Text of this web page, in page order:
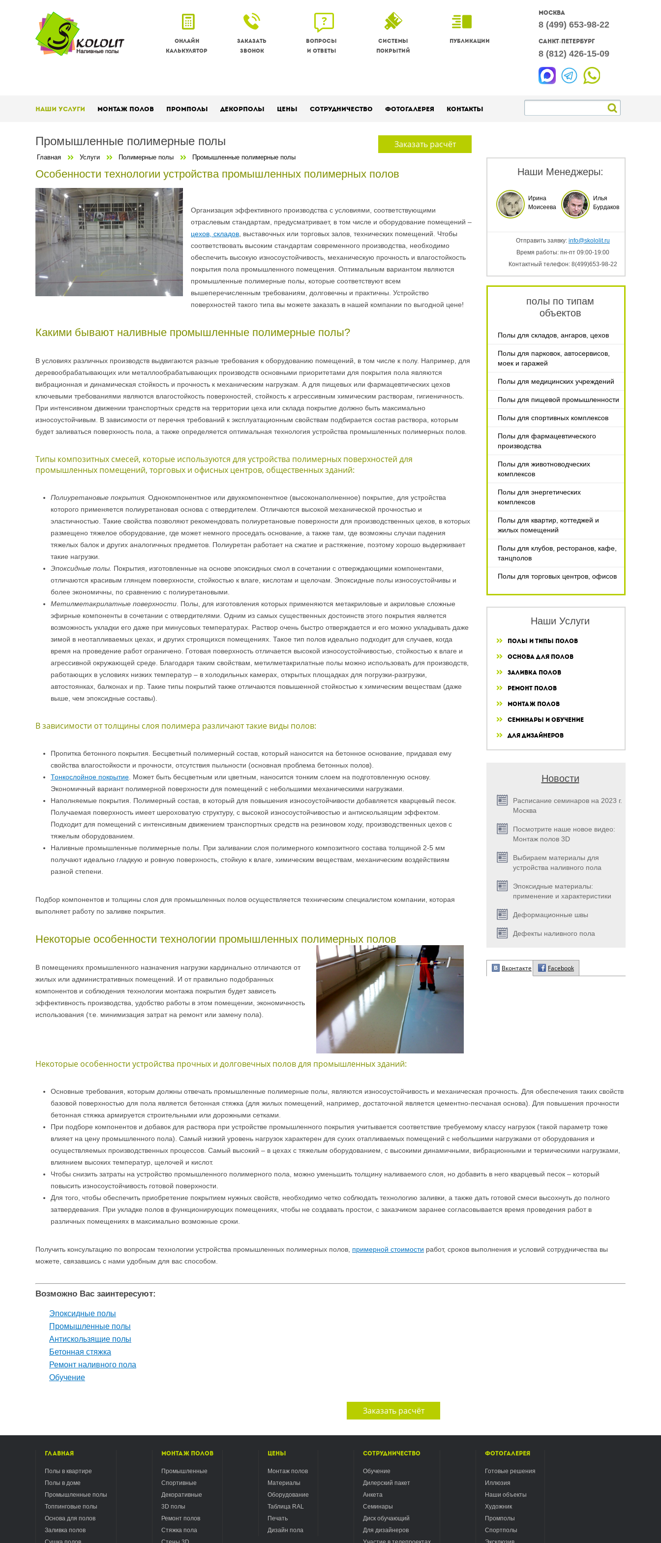
Москва
8 (499) 653-98-22
Санкт-Петербург
8 (812) 426-15-09
Онлайн
калькулятор
Заказать
звонок
Вопросы
и ответы
Системы
покрытий
Публикации
Наши услуги Монтаж полов Промполы Декорполы Цены Сотрудничество Фотогалерея Контакты
Наши Менеджеры:
Ирина
Моисеева
Илья
Бурдаков
Отправить заявку: info@skololit.ru
Время работы: пн-пт 09:00-19:00
Контактный телефон: 8(499)653-98-22
полы по типам
объектов
Полы для складов, ангаров, цехов
Полы для парковок, автосервисов,
моек и гаражей
Полы для медицинских учреждений
Полы для пищевой промышленности
Полы для спортивных комплексов
Полы для фармацевтического
производства
Полы для животноводческих
комплексов
Полы для энергетических
комплексов
Полы для квартир, коттеджей и
жилых помещений
Полы для клубов, ресторанов, кафе,
танцполов
Полы для торговых центров, офисов
Наши Услуги
Полы и типы полов
Основа для полов
Заливка полов
Ремонт полов
Монтаж полов
Семинары и обучение
Для дизайнеров
Новости
Расписание семинаров на 2023 г.
Москва
Посмотрите наше новое видео:
Монтаж полов 3D
Выбираем материалы для
устройства наливного пола
Эпоксидные материалы:
применение и характеристики
Деформационные швы
Дефекты наливного пола
Вконтакте Facebook
Заказать расчёт
Промышленные полимерные полы
Главная Услуги Полимерные полы Промышленные полимерные полы
Особенности технологии устройства промышленных полимерных полов
Организация эффективного производства с условиями, соответствующими
отраслевым стандартам, предусматривает, в том числе и оборудование помещений –
цехов, складов, выставочных или торговых залов, технических помещений. Чтобы
соответствовать высоким стандартам современного производства, необходимо
обеспечить высокую износоустойчивость, механическую прочность и влагостойкость
покрытия пола промышленного помещения. Оптимальным вариантом являются
промышленные полимерные полы, которые соответствуют всем
вышеперечисленным требованиям, долговечны и практичны. Устройство
поверхностей такого типа вы можете заказать в нашей компании по выгодной цене!
Какими бывают наливные промышленные полимерные полы?
В условиях различных производств выдвигаются разные требования к оборудованию помещений, в том числе к полу. Например, для
деревообрабатывающих или металлообрабатывающих производств основными приоритетами для покрытия пола являются
вибрационная и динамическая стойкость и прочность к механическим нагрузкам. А для пищевых или фармацевтических цехов
ключевыми требованиями являются влагостойкость поверхностей, стойкость к агрессивным химическим растворам, гигиеничность.
При интенсивном движении транспортных средств на территории цеха или склада покрытие должно быть максимально
износоустойчивым. В зависимости от перечня требований к эксплуатационным свойствам подбирается состав раствора, которым
будет заливаться поверхность пола, а также определяется оптимальная технология устройства промышленных полимерных полов.
Типы композитных смесей, которые используются для устройства полимерных поверхностей для
промышленных помещений, торговых и офисных центров, общественных зданий:
Полиуретановые покрытия. Однокомпонентное или двухкомпонентное (высоконаполненное) покрытие, для устройства
которого применяется полиуретановая основа с отвердителем. Отличаются высокой механической прочностью и
эластичностью. Такие свойства позволяют рекомендовать полиуретановые поверхности для производственных цехов, в которых
размещено тяжелое оборудование, где может немного проседать основание, а также там, где возможны случаи падения
тяжелых балок и других аналогичных предметов. Полиуретан работает на сжатие и растяжение, поэтому хорошо выдерживает
такие нагрузки.
Эпоксидные полы. Покрытия, изготовленные на основе эпоксидных смол в сочетании с отверждающими компонентами,
отличаются красивым глянцем поверхности, стойкостью к влаге, кислотам и щелочам. Эпоксидные полы износоустойчивы и
более экономичны, по сравнению с полиуретановыми.
Метилметакрилатные поверхности. Полы, для изготовления которых применяются метакриловые и акриловые сложные
эфирные компоненты в сочетании с отвердителями. Одним из самых существенных достоинств этого покрытия является
возможность укладки его даже при минусовых температурах. Раствор очень быстро отверждается и его можно укладывать даже
зимой в неотапливаемых цехах, и других строящихся помещениях. Такое тип полов идеально подходит для случаев, когда
время на проведение работ ограничено. Готовая поверхность отличается высокой износоустойчивостью, стойкостью к влаге и
агрессивной окружающей среде. Благодаря таким свойствам, метилметакрилатные полы можно использовать для производств,
работающих в условиях низких температур – в холодильных камерах, открытых площадках для погрузки-разгрузки,
автостоянках, балконах и пр. Такие типы покрытий также отличаются повышенной стойкостью к химическим веществам (даже
выше, чем эпоксидные составы).
В зависимости от толщины слоя полимера различают такие виды полов:
Пропитка бетонного покрытия. Бесцветный полимерный состав, который наносится на бетонное основание, придавая ему
свойства влагостойкости и прочности, отсутствия пыльности (основная проблема бетонных полов).
Тонкослойное покрытие. Может быть бесцветным или цветным, наносится тонким слоем на подготовленную основу.
Экономичный вариант полимерной поверхности для помещений с небольшими механическими нагрузками.
Наполняемые покрытия. Полимерный состав, в который для повышения износоустойчивости добавляется кварцевый песок.
Получаемая поверхность имеет шероховатую структуру, с высокой износоустойчивостью и антискользящим эффектом.
Подходит для помещений с интенсивным движением транспортных средств на резиновом ходу, производственных цехов с
тяжелым оборудованием.
Наливные промышленные полимерные полы. При заливании слоя полимерного композитного состава толщиной 2-5 мм
получают идеально гладкую и ровную поверхность, стойкую к влаге, химическим веществам, механическим воздействиям
разной степени.
Подбор компонентов и толщины слоя для промышленных полов осуществляется техническим специалистом компании, которая
выполняет работу по заливке покрытия.
Некоторые особенности технологии промышленных полимерных полов
В помещениях промышленного назначения нагрузки кардинально отличаются от
жилых или административных помещений. И от правильно подобранных
компонентов и соблюдения технологии монтажа покрытия будет зависеть
эффективность производства, удобство работы в этом помещении, экономичность
использования (т.е. минимизация затрат на ремонт или замену пола).
Некоторые особенности устройства прочных и долговечных полов для промышленных зданий:
Основные требования, которым должны отвечать промышленные полимерные полы, являются износоустойчивость и механическая прочность. Для обеспечения таких свойств
базовой поверхностью для пола является бетонная стяжка (для жилых помещений, например, достаточной является цементно-песчаная основа). Для повышения прочности
бетонная стяжка армируется строительными или дорожными сетками.
При подборе компонентов и добавок для раствора при устройстве промышленного покрытия учитывается соответствие требуемому классу нагрузок (такой параметр тоже
влияет на цену промышленного пола). Самый низкий уровень нагрузок характерен для сухих отапливаемых помещений с небольшими нагрузками от оборудования и
осуществляемых производственных процессов. Самый высокий – в цехах с тяжелым оборудованием, с высокими динамичными, вибрационными и термическими нагрузками,
влиянием высоких температур, щелочей и кислот.
Чтобы снизить затраты на устройство промышленного полимерного пола, можно уменьшить толщину наливаемого слоя, но добавить в него кварцевый песок – который
повысить износоустойчивость готовой поверхности.
Для того, чтобы обеспечить приобретение покрытием нужных свойств, необходимо четко соблюдать технологию заливки, а также дать готовой смеси высохнуть до полного
затвердевания. При укладке полов в функционирующих помещениях, чтобы не создавать простои, с заказчиком заранее согласовывается время проведения работ в
различных помещениях в максимально возможные сроки.
Получить консультацию по вопросам технологии устройства промышленных полимерных полов, примерной стоимости работ, сроков выполнения и условий сотрудничества вы
можете, связавшись с нами удобным для вас способом.
Возможно Вас заинтересуют:
Эпоксидные полы
Промышленные полы
Антискользящие полы
Бетонная стяжка
Ремонт наливного пола
Обучение
Заказать расчёт
Главная
Полы в квартире
Полы в доме
Промышленные полы
Топпинговые полы
Основа для полов
Заливка полов
Монтаж полов
Промышленные
Спортивные
Декоративные
3D полы
Ремонт полов
Стяжка пола
Цены
Монтаж полов
Материалы
Оборудование
Таблица RAL
Печать
Дизайн пола
Сотрудничество
Обучение
Дилерский пакет
Анкета
Семинары
Диск обучающий
Для дизайнеров
Фотогалерея
Готовые решения
Иллюзия
Наши объекты
Художник
Промполы
Спортполы